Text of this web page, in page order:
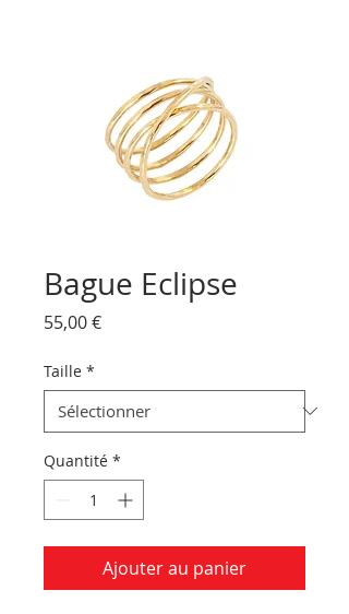
Bague Eclipse
55,00 €Prix
Taille *
Quantité *
Ajouter au panier